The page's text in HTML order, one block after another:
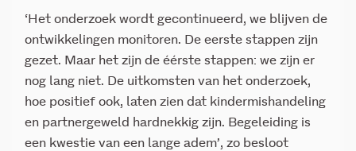
‘Het onderzoek wordt gecontinueerd, we blijven de
ontwikkelingen monitoren. De eerste stappen zijn
gezet. Maar het zijn de éérste stappen: we zijn er
nog lang niet. De uitkomsten van het onderzoek,
hoe positief ook, laten zien dat kindermishandeling
en partnergeweld hardnekkig zijn. Begeleiding is
een kwestie van een lange adem’, zo besloot